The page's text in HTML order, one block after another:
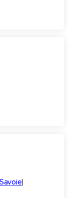
)